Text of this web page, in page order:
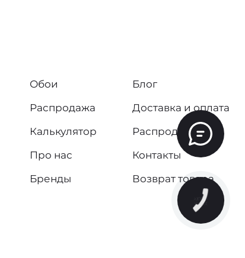
Обои
Распродажа
Калькулятор
Про нас
Бренды
Блог
Доставка и оплата
Распродажа
Контакты
Возврат товара